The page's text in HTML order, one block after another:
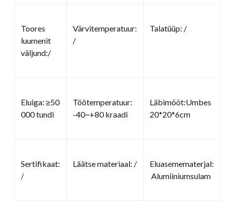
Toores
luumenit
väljund:/
Värvitemperatuur:
/
Talatüüp: /
Eluiga: ≥50
000 tundi
Töötemperatuur:
-40~+80 kraadi
Läbimõõt:Umbes
20*20*6cm
Sertifikaat:
/
Läätse materiaal: /
Eluasemematerjal:
Alumiiniumsulam